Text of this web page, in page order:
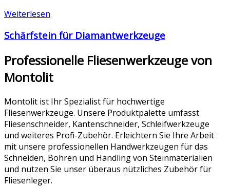
Weiterlesen
Schärfstein für Diamantwerkzeuge
Professionelle Fliesenwerkzeuge von
Montolit
Montolit ist Ihr Spezialist für hochwertige
Fliesenwerkzeuge. Unsere Produktpalette umfasst
Fliesenschneider, Kantenschneider, Schleifwerkzeuge
und weiteres Profi-Zubehör. Erleichtern Sie Ihre Arbeit
mit unsere professionellen Handwerkzeugen für das
Schneiden, Bohren und Handling von Steinmaterialien
und nutzen Sie unser überaus nützliches Zubehör für
Fliesenleger.